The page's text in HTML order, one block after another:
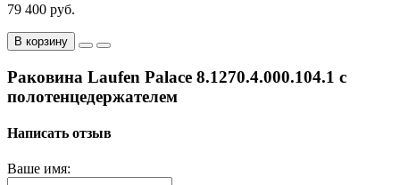
79 400 руб.
В корзину
Раковина Laufen Palace 8.1270.4.000.104.1 с
полотенцедержателем
Написать отзыв
Ваше имя: